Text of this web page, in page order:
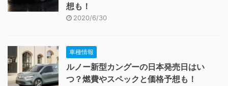
想も！
2020/6/30
車種情報
ルノー新型カングーの日本発売日はい
つ？燃費やスペックと価格予想も！